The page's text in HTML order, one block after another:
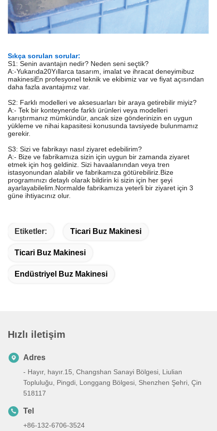
Sıkça sorulan sorular:
S1: Senin avantajın nedir? Neden seni seçtik?
A:-Yukarıda20Yıllarca tasarım, imalat ve ihracat deneyimibuz
makinesiEn profesyonel teknik ve ekibimiz var ve fiyat açısından
daha fazla avantajımız var.
S2: Farklı modelleri ve aksesuarları bir araya getirebilir miyiz?
A:- Tek bir konteynerde farklı ürünleri veya modelleri
karıştırmanız mümkündür, ancak size gönderinizin en uygun
yükleme ve nihai kapasitesi konusunda tavsiyede bulunmamız
gerekir.
S3: Sizi ve fabrikayı nasıl ziyaret edebilirim?
A:- Bize ve fabrikamıza sizin için uygun bir zamanda ziyaret
etmek için hoş geldiniz. Sizi havaalanından veya tren
istasyonundan alabilir ve fabrikamıza götürebiliriz.Bize
programınızı detaylı olarak bildirin ki sizin için her şeyi
ayarlayabilelim.Normalde fabrikamıza yeterli bir ziyaret için 3
güne ihtiyacınız olur.
Etiketler: Ticari Buz Makinesi
Ticari Buz Makinesi
Endüstriyel Buz Makinesi
Hızlı iletişim
Adres
- Hayır, hayır.15, Changshan Sanayi Bölgesi, Liulian
Topluluğu, Pingdi, Longgang Bölgesi, Shenzhen Şehri, Çin
518117
Tel
+86-132-6706-3524